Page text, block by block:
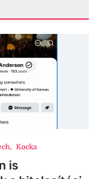
, Kocka
is